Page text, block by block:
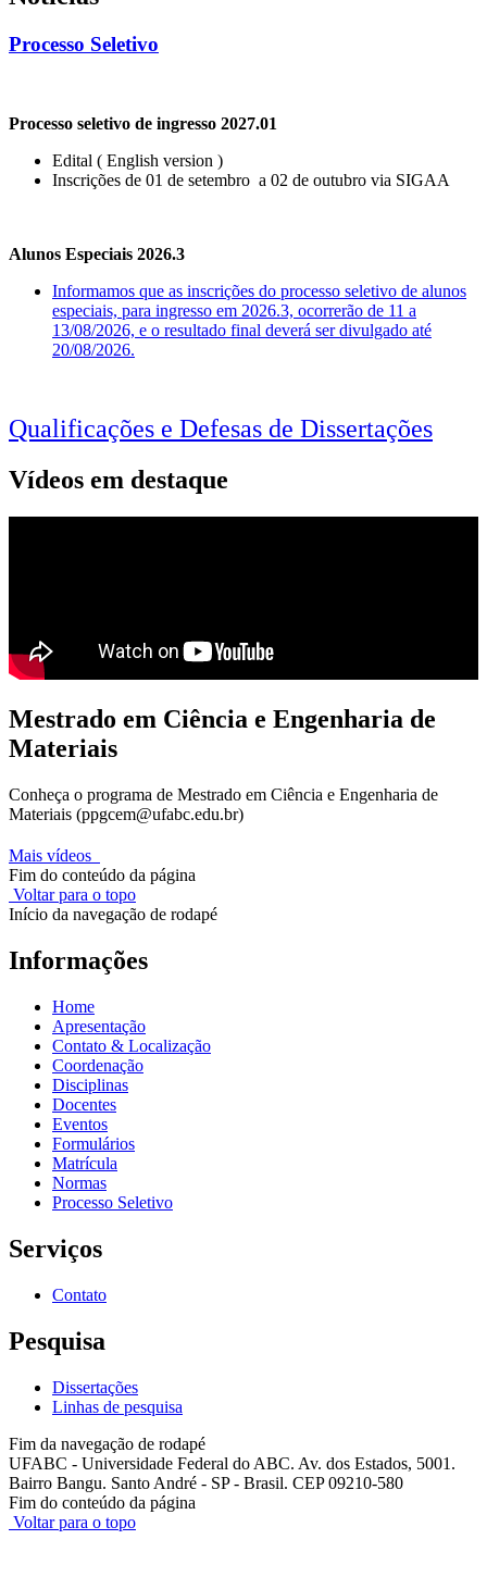
Processo Seletivo
Processo seletivo de ingresso 2027.01
Edital ( English version )
Inscrições de 01 de setembro a 02 de outubro via SIGAA
Alunos Especiais 2026.3
Informamos que as inscrições do processo seletivo de alunos
especiais, para ingresso em 2026.3, ocorrerão de 11 a
13/08/2026, e o resultado final deverá ser divulgado até
20/08/2026.
Qualificações e Defesas de Dissertações
Vídeos em destaque
Mestrado em Ciência e Engenharia de
Materiais
Conheça o programa de Mestrado em Ciência e Engenharia de
Materiais (ppgcem@ufabc.edu.br)
Mais vídeos
Fim do conteúdo da página
Voltar para o topo
Início da navegação de rodapé
Informações
Home
Apresentação
Contato & Localização
Coordenação
Disciplinas
Docentes
Eventos
Formulários
Matrícula
Normas
Processo Seletivo
Serviços
Contato
Pesquisa
Dissertações
Linhas de pesquisa
Fim da navegação de rodapé
UFABC - Universidade Federal do ABC. Av. dos Estados, 5001.
Bairro Bangu. Santo André - SP - Brasil. CEP 09210-580
Fim do conteúdo da página
Voltar para o topo